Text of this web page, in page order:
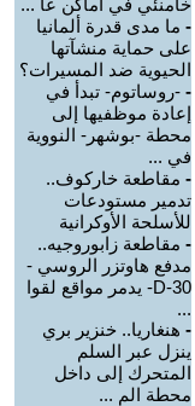
خامنئي في أماكن عا ...
- ما مدى قدرة ألمانيا
على حماية منشآتها
الحيوية ضد المسيرات؟
- -روساتوم- تبدأ في
إعادة موظفيها إلى
محطة -بوشهر- النووية
في ...
- مقاطعة خاركوف..
تدمير مستودعات
للأسلحة الأوكرانية
- مقاطعة زابوروجيه..
مدفع هاوتزر الروسي -
D-30- يدمر مواقع لقوا
...
- هنغاريا.. خنزير بري
ينزل عبر السلم
المتحرك إلى داخل
محطة الم ...